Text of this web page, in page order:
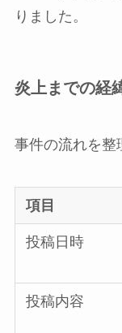
りました。
炎上までの経
事件の流れを整
項目
投稿日時
投稿内容